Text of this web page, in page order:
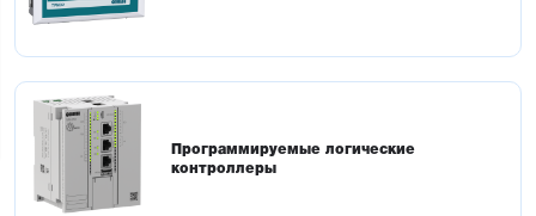
Программируемые логические
контроллеры